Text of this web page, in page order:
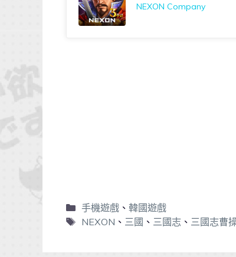
NEXON Company
手機遊戲、 韓國遊戲
NEXON 、 三國 、 三國志、 三國志曹